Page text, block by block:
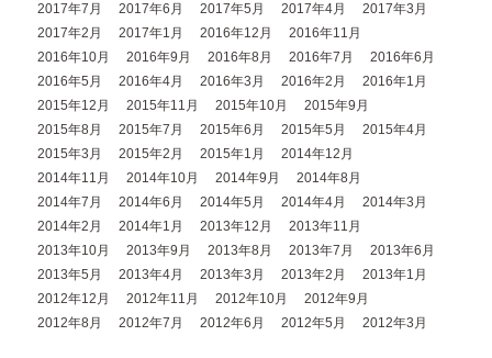
2017年7月
2017年6月 2017年5月 2017年4月
2017年3月
2017年2月
2017年1月 2016年12月
2016年11月
2016年10月
2016年9月 2016年8月 2016年7月
2016年6月
2016年5月
2016年4月 2016年3月 2016年2月
2016年1月
2015年12月
2015年11月 2015年10月
2015年9月
2015年8月
2015年7月 2015年6月 2015年5月
2015年4月
2015年3月
2015年2月 2015年1月
2014年12月
2014年11月
2014年10月 2014年9月
2014年8月
2014年7月
2014年6月 2014年5月 2014年4月
2014年3月
2014年2月
2014年1月 2013年12月
2013年11月
2013年10月
2013年9月 2013年8月 2013年7月
2013年6月
2013年5月
2013年4月 2013年3月 2013年2月
2013年1月
2012年12月
2012年11月 2012年10月
2012年9月
2012年8月
2012年7月 2012年6月 2012年5月 2012年3月